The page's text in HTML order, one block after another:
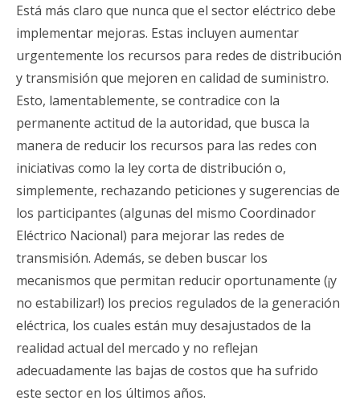
Está más claro que nunca que el sector eléctrico debe
implementar mejoras. Estas incluyen aumentar
urgentemente los recursos para redes de distribución
y transmisión que mejoren en calidad de suministro.
Esto, lamentablemente, se contradice con la
permanente actitud de la autoridad, que busca la
manera de reducir los recursos para las redes con
iniciativas como la ley corta de distribución o,
simplemente, rechazando peticiones y sugerencias de
los participantes (algunas del mismo Coordinador
Eléctrico Nacional) para mejorar las redes de
transmisión. Además, se deben buscar los
mecanismos que permitan reducir oportunamente (¡y
no estabilizar!) los precios regulados de la generación
eléctrica, los cuales están muy desajustados de la
realidad actual del mercado y no reflejan
adecuadamente las bajas de costos que ha sufrido
este sector en los últimos años.